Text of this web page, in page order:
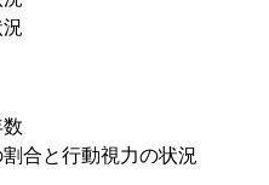
況
数
割合と行動視力の状況